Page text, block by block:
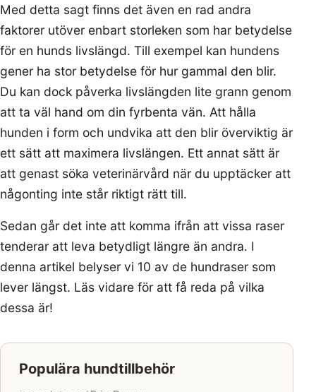
Med detta sagt finns det även en rad andra
faktorer utöver enbart storleken som har betydelse
för en hunds livslängd. Till exempel kan hundens
gener ha stor betydelse för hur gammal den blir.
Du kan dock påverka livslängden lite grann genom
att ta väl hand om din fyrbenta vän. Att hålla
hunden i form och undvika att den blir överviktig är
ett sätt att maximera livslängen. Ett annat sätt är
att genast söka veterinärvård när du upptäcker att
någonting inte står riktigt rätt till.
Sedan går det inte att komma ifrån att vissa raser
tenderar att leva betydligt längre än andra. I
denna artikel belyser vi 10 av de hundraser som
lever längst. Läs vidare för att få reda på vilka
dessa är!
Populära hundtillbehör